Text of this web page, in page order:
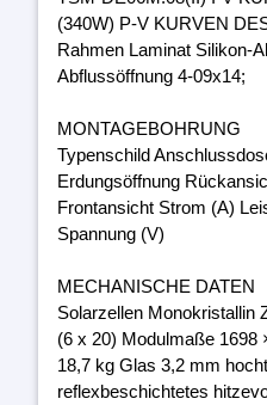
(340W) P-V KURVEN
Rahmen Laminat Silikon-
Abflussöffnung 4-09x14;
MONTAGEBOHRUNG
Typenschild
Erdungsöffnung
Frontansicht Strom (A)
Spannung (V)
MECHANISCHE DATEN
Solarzellen Monokristallin
(6 x 20) Modulmaße
18,7 kg Glas 3,2 mm
reflexbeschichtetes